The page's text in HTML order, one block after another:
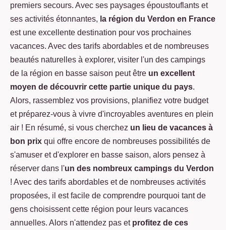
premiers secours. Avec ses paysages époustouflants et
ses activités étonnantes, la région du Verdon en France
est une excellente destination pour vos prochaines
vacances. Avec des tarifs abordables et de nombreuses
beautés naturelles à explorer, visiter l'un des campings
de la région en basse saison peut être un excellent
moyen de découvrir cette partie unique du pays.
Alors, rassemblez vos provisions, planifiez votre budget
et préparez-vous à vivre d'incroyables aventures en plein
air ! En résumé, si vous cherchez un lieu de vacances à
bon prix qui offre encore de nombreuses possibilités de
s'amuser et d'explorer en basse saison, alors pensez à
réserver dans l'un des nombreux campings du Verdon
! Avec des tarifs abordables et de nombreuses activités
proposées, il est facile de comprendre pourquoi tant de
gens choisissent cette région pour leurs vacances
annuelles. Alors n'attendez pas et profitez de ces